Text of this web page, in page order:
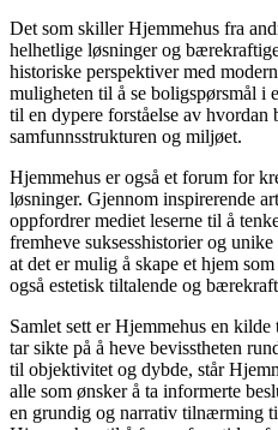
Det som skiller Hjemmehus fra
helhetlige løsninger og
historiske perspektiver med
muligheten til å se boligspørsmål i
til en dypere forståelse av
samfunnsstrukturen og miljøet.
Hjemmehus er også et forum for
løsninger. Gjennom inspirerende
oppfordrer mediet leserne til å
fremheve suksesshistorier og
at det er mulig å skape et hjem
også estetisk tiltalende og
Samlet sett er Hjemmehus en
tar sikte på å heve bevisstheten
til objektivitet og dybde, står
alle som ønsker å ta informerte
en grundig og narrativ tilnærming